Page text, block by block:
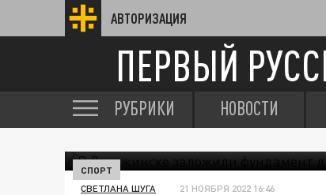
АВТОРИЗАЦИЯ
ПЕРВЫЙ
РУБРИКИ НОВОСТИ
СПОРТ
СВЕТЛАНА ШУГА 21 НОЯБРЯ 2022 16:46